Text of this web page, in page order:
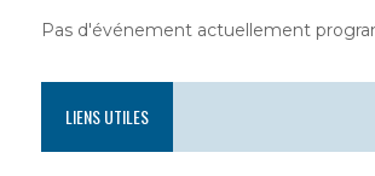
Pas d'événement actuellement
LIENS UTILES